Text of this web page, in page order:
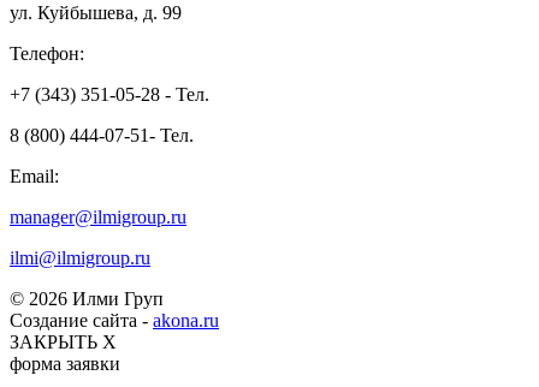
ул. Куйбышева, д. 99
Телефон:
+7 (343) 351-05-28 - Тел.
8 (800) 444-07-51- Тел.
Email:
manager@ilmigroup.ru
ilmi@ilmigroup.ru
© 2026 Илми Груп
Создание сайта - akona.ru
ЗАКРЫТЬ Х
форма заявки